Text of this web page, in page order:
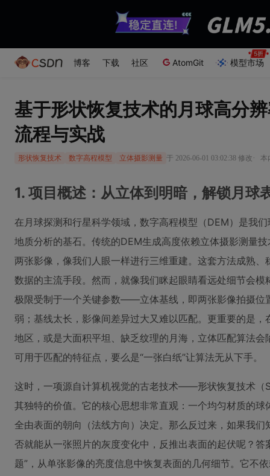
博客 下载 社区 AtomGit 模型市场
基于形状恢复技术的月球高分
流程与实战
形状恢复技术 数字高程模型 立体摄影测量 于 2026-06-01 03:02:38 修改 · 本
1. 项目概述：从立体到明暗，解锁月球
在月球探测和行星科学领域，数字高程模型（DEM）是我
地质分析的基石。传统的DEM生成高度依赖立体摄影测量
两张影像，像我们人眼一样进行三维重建。这套方法成熟
数据的主流手段。然而，就像我们眯起眼睛看远处细节会模
极限受制于一个关键参数——立体基线，即两张影像拍摄位
弱；基线太长，影像间差异过大又难以匹配。更重要的是
地区，或是大面积平坦、缺乏纹理的月海，立体匹配算法
可用于匹配的特征点，要么是“一张白纸”让算法无从下手。
这时，一项源自计算机视觉的古老技术——形状恢复技术
其独特的价值。它的核心思想非常直观：一个均匀材质的
全由表面的朝向（法线方向）决定。那么反过来，如果我
否就能从一张照片的灰度变化中，反推出表面的起伏呢？
题”，从单张影像的亮度信息中恢复表面的几何细节。它不